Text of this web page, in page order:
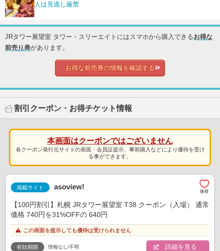
人は見逃し厳禁
JRタワー展望室 タワー・スリーエイトにはスマホから購入できるお得な
前売り券があります。
お得な前売券の情報を確認する
割引クーポン・お得チケット情報
本画面はクーポンではございません
各クーポン発行元サイトの画面・会員証提示、事前購入などにより優待を受け
る事ができます。
掲載サイト asoview!
有効期限 情報なし/不明
【100円割引】札幌 JRタワー展望室 T38 クーポン（入場） 通常
価格 740円を31%OFFの 640円
詳細を見る
この画面を提示しても優待は受けられません